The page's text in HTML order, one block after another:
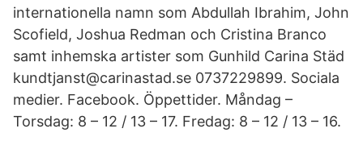
internationella namn som Abdullah Ibrahim, John
Scofield, Joshua Redman och Cristina Branco
samt inhemska artister som Gunhild Carina Städ
kundtjanst@carinastad.se 0737229899. Sociala
medier. Facebook. Öppettider. Måndag –
Torsdag: 8 – 12 / 13 – 17. Fredag: 8 – 12 / 13 – 16.